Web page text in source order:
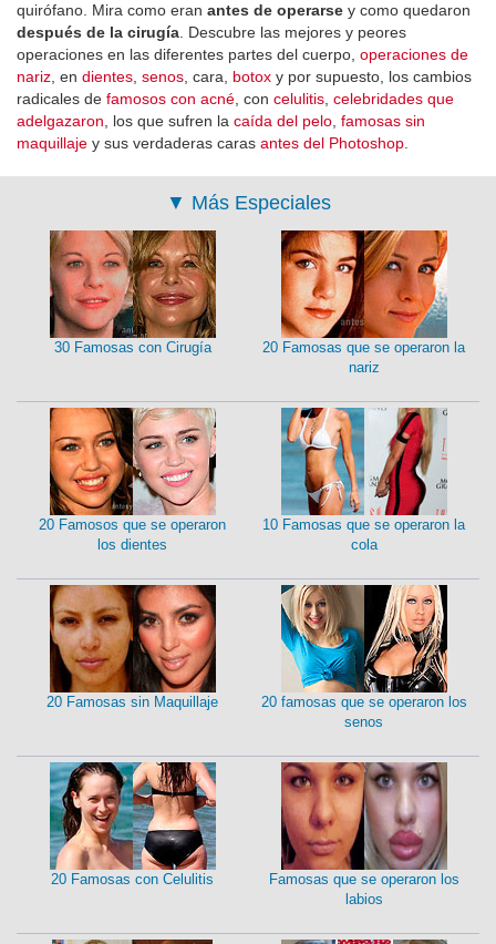
quirófano. Mira como eran antes de operarse y como quedaron
después de la cirugía . Descubre las mejores y peores
operaciones en las diferentes partes del cuerpo, operaciones de
nariz , en dientes senos , cara, botox y por supuesto, los cambios
radicales de famosos con acné , con celulitis celebridades que
adelgazaron , los que sufren la caída del pelo famosas sin
maquillaje y sus verdaderas caras antes del Photoshop
▼ Más Especiales
30 Famosas con Cirugía
20 Famosas que se operaron la
nariz
20 Famosos que se operaron
los dientes
10 Famosas que se operaron la
cola
20 Famosas sin Maquillaje
20 famosas que se operaron los
senos
20 Famosas con Celulitis
Famosas que se operaron los
labios